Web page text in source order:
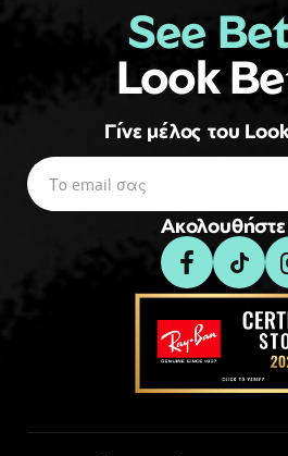
See
Look
Γίνε μέλος του